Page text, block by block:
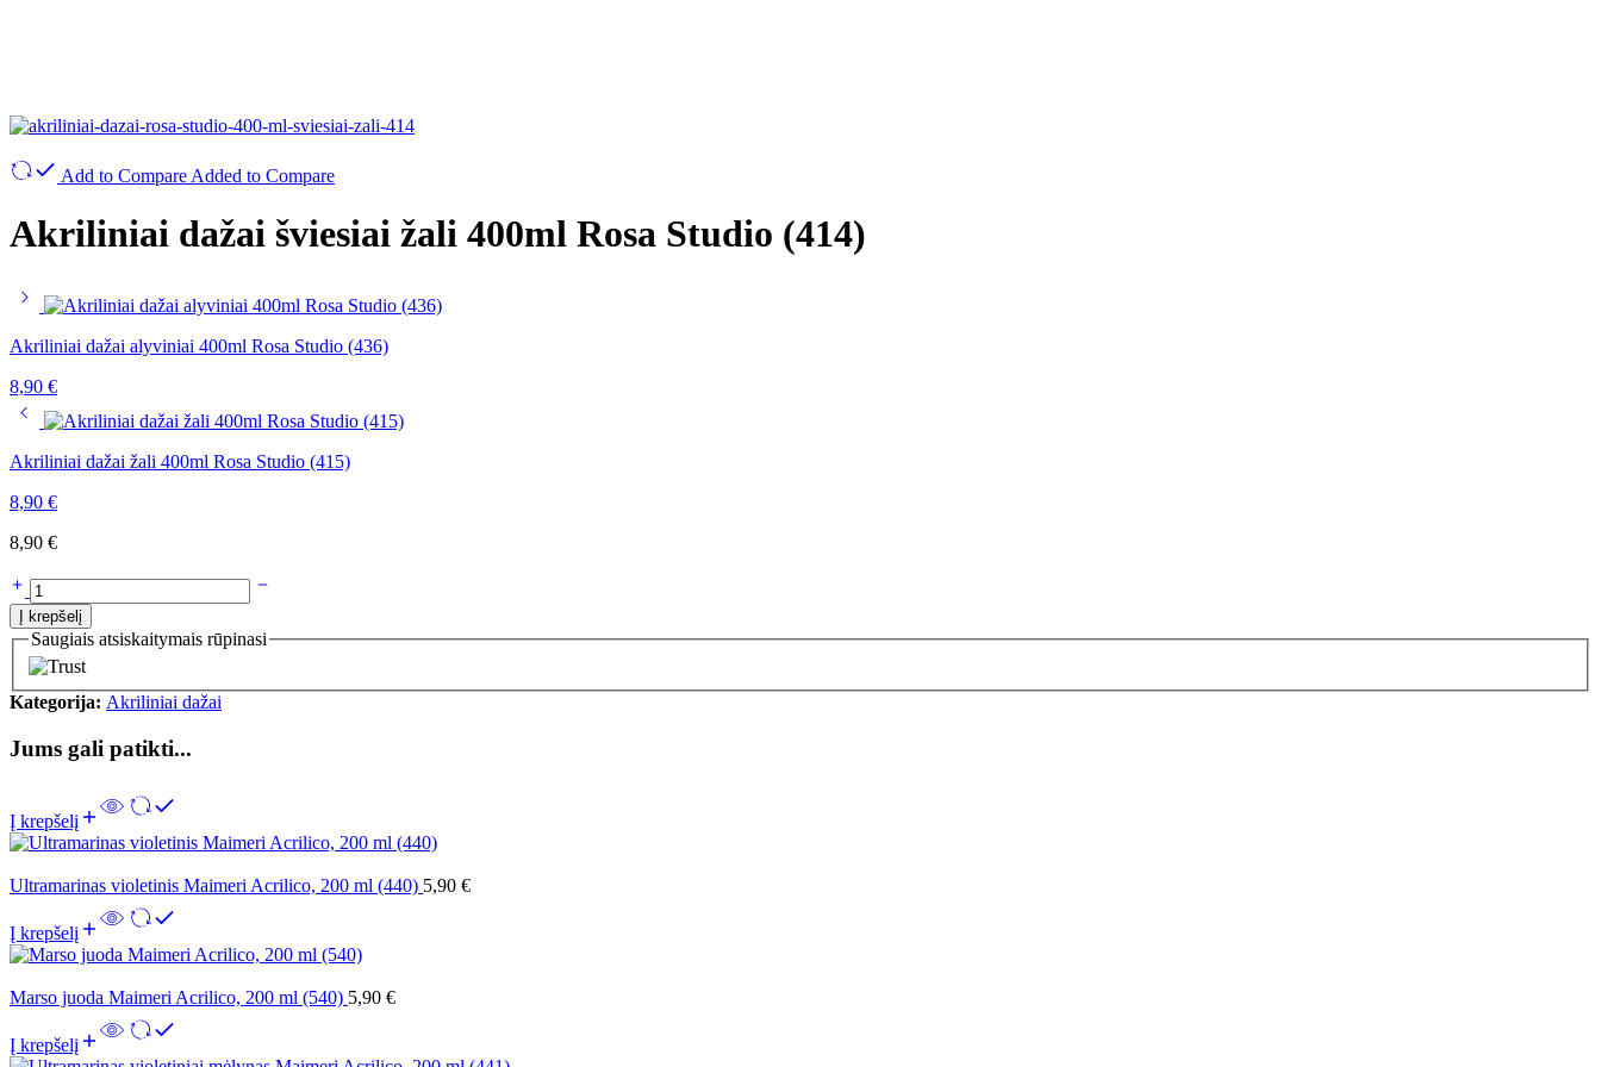
Add to Compare Added to Compare
Akriliniai dažai šviesiai žali 400ml Rosa Studio (414)
Akriliniai dažai alyviniai 400ml Rosa Studio (436)
8,90 €
Akriliniai dažai žali 400ml Rosa Studio (415)
8,90 €
8,90 €
Į krepšelį
Saugiais atsiskaitymais rūpinasi
Kategorija: Akriliniai dažai
Jums gali patikti...
Į krepšelį
Ultramarinas violetinis Maimeri Acrilico, 200 ml (440) 5,90 €
Į krepšelį
Marso juoda Maimeri Acrilico, 200 ml (540) 5,90 €
Į krepšelį